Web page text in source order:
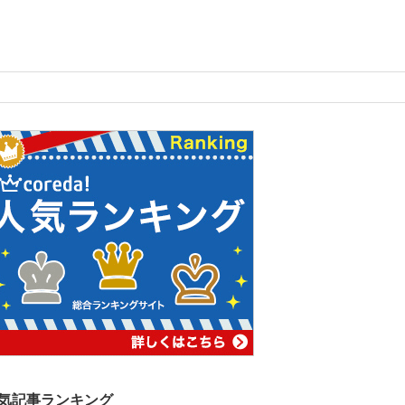
記事ランキング